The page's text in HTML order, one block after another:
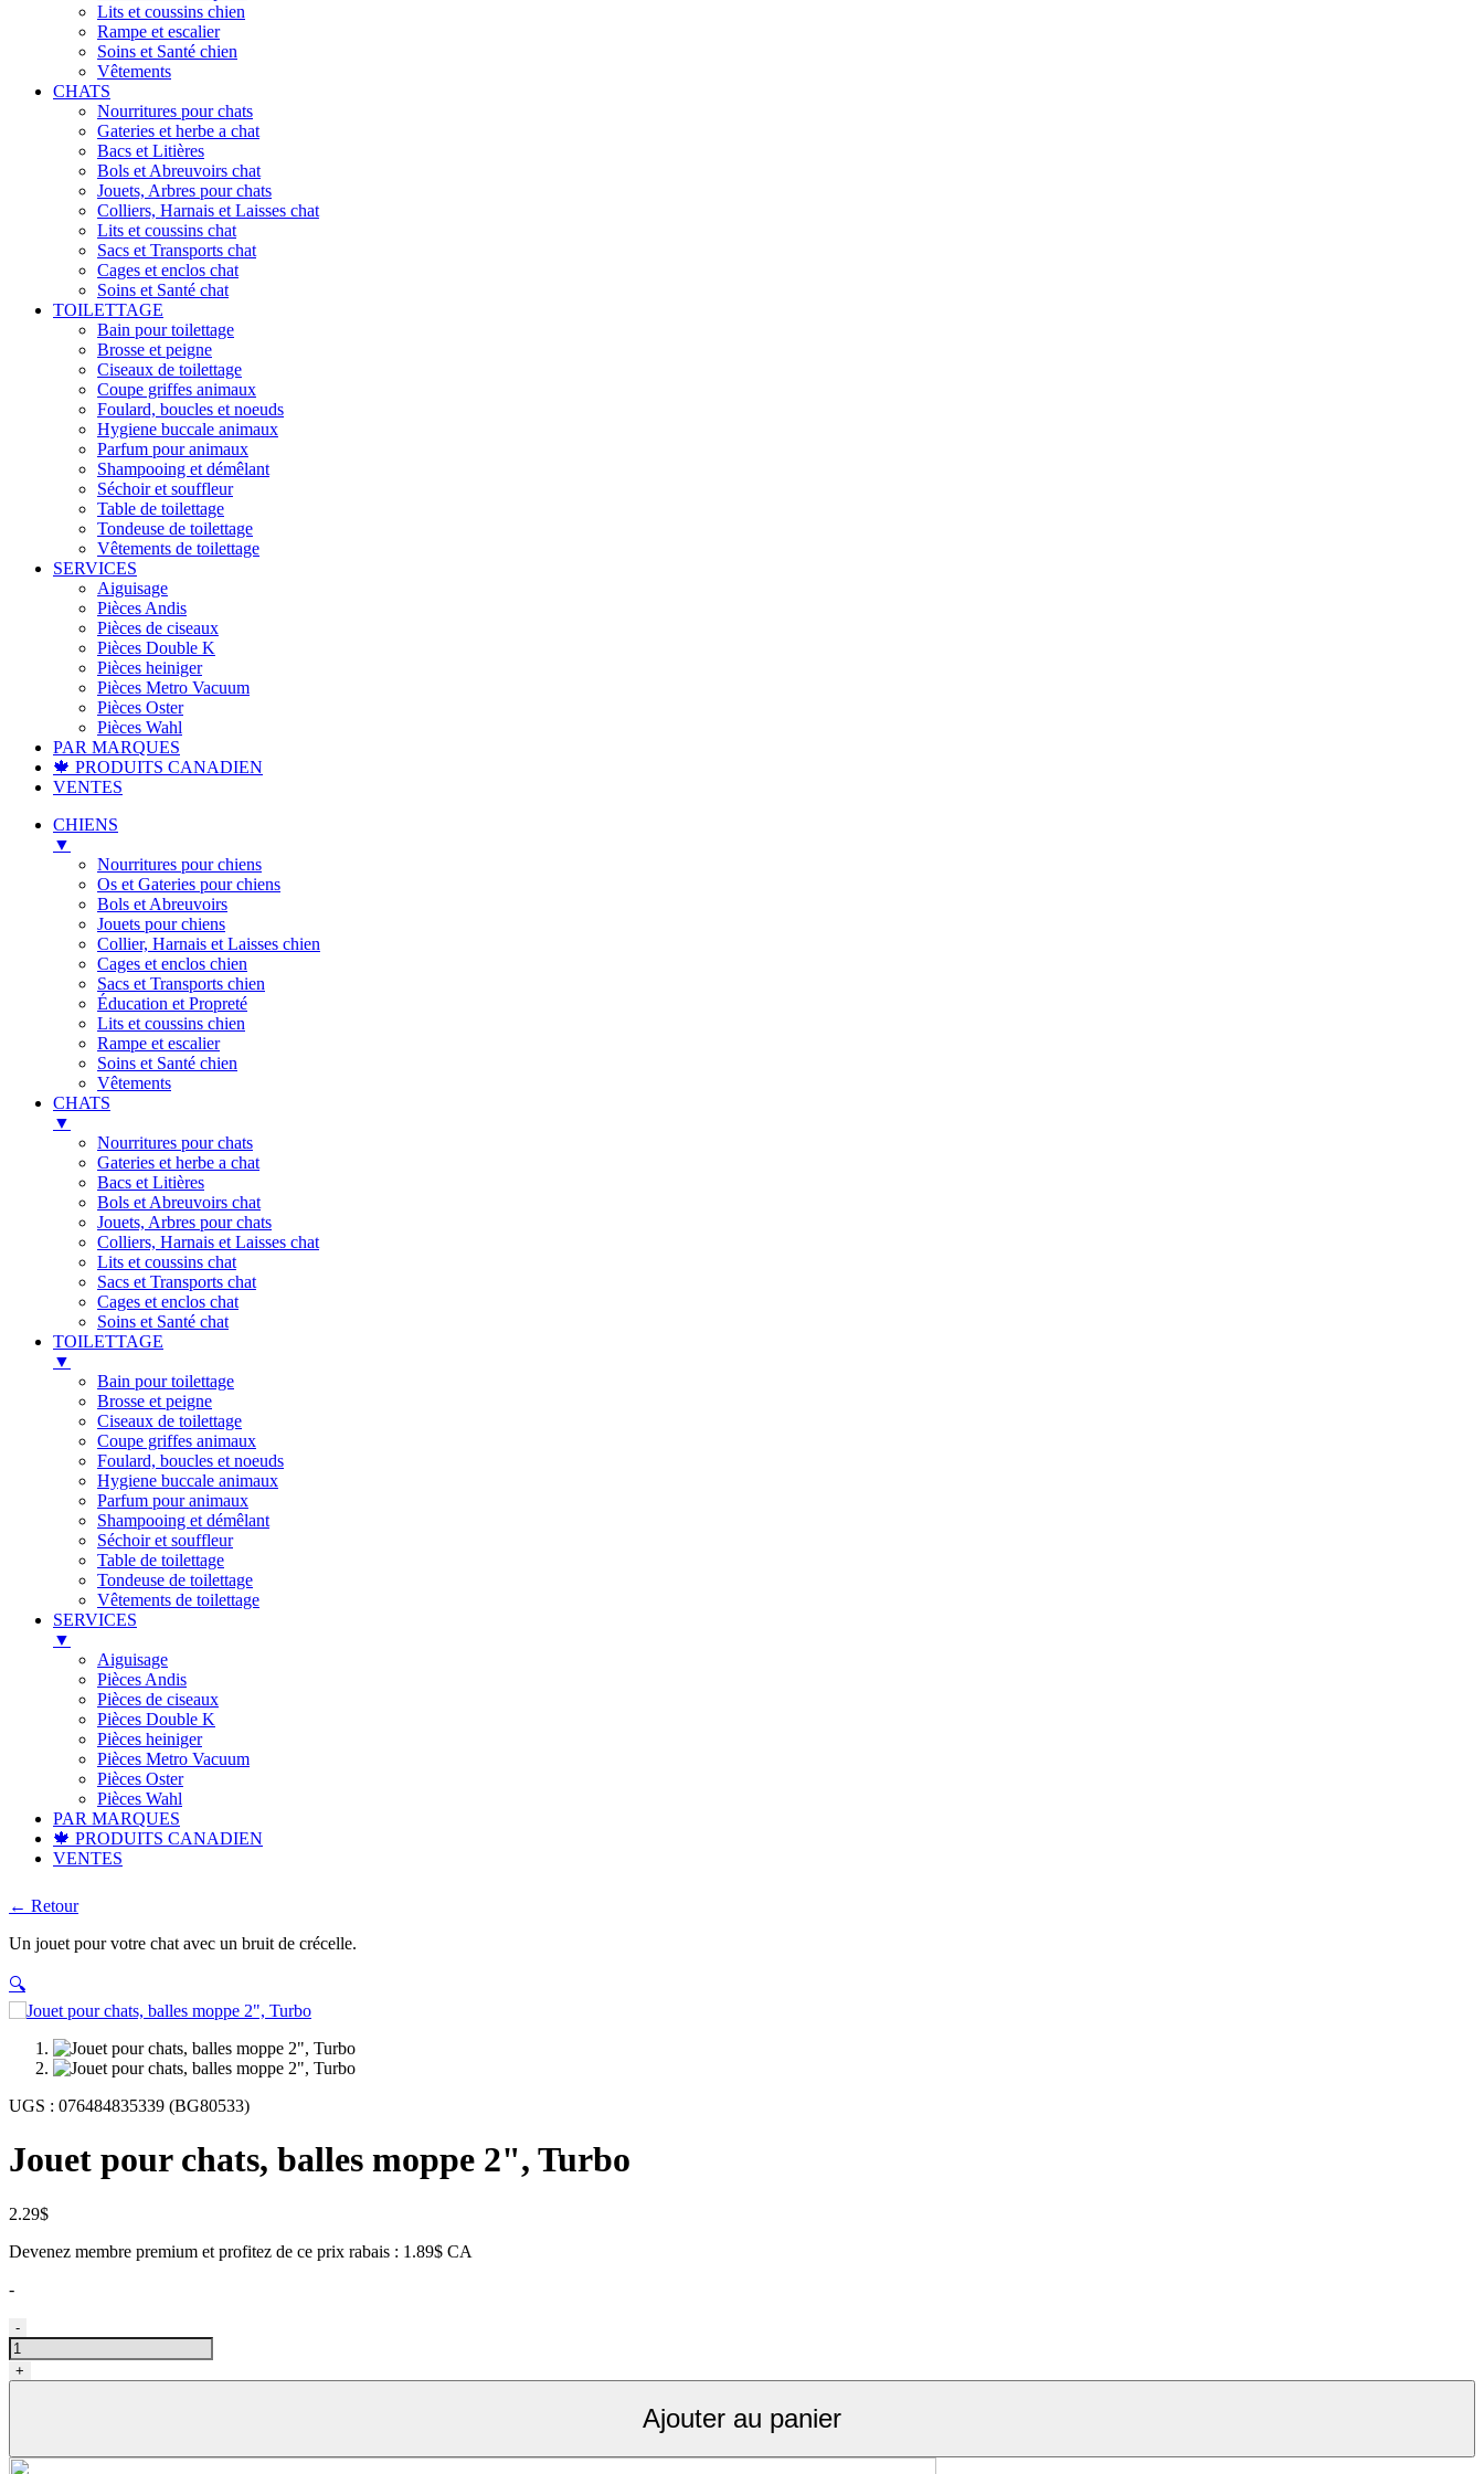
Lits et coussins chien
Rampe et escalier
Soins et Santé chien
Vêtements
CHATS
Nourritures pour chats
Gateries et herbe a chat
Bacs et Litières
Bols et Abreuvoirs chat
Jouets, Arbres pour chats
Colliers, Harnais et Laisses chat
Lits et coussins chat
Sacs et Transports chat
Cages et enclos chat
Soins et Santé chat
TOILETTAGE
Bain pour toilettage
Brosse et peigne
Ciseaux de toilettage
Coupe griffes animaux
Foulard, boucles et noeuds
Hygiene buccale animaux
Parfum pour animaux
Shampooing et démêlant
Séchoir et souffleur
Table de toilettage
Tondeuse de toilettage
Vêtements de toilettage
SERVICES
Aiguisage
Pièces Andis
Pièces de ciseaux
Pièces Double K
Pièces heiniger
Pièces Metro Vacuum
Pièces Oster
Pièces Wahl
PAR MARQUES
🍁 PRODUITS CANADIEN
VENTES
CHIENS
▼
Nourritures pour chiens
Os et Gateries pour chiens
Bols et Abreuvoirs
Jouets pour chiens
Collier, Harnais et Laisses chien
Cages et enclos chien
Sacs et Transports chien
Éducation et Propreté
Lits et coussins chien
Rampe et escalier
Soins et Santé chien
Vêtements
CHATS
▼
Nourritures pour chats
Gateries et herbe a chat
Bacs et Litières
Bols et Abreuvoirs chat
Jouets, Arbres pour chats
Colliers, Harnais et Laisses chat
Lits et coussins chat
Sacs et Transports chat
Cages et enclos chat
Soins et Santé chat
TOILETTAGE
▼
Bain pour toilettage
Brosse et peigne
Ciseaux de toilettage
Coupe griffes animaux
Foulard, boucles et noeuds
Hygiene buccale animaux
Parfum pour animaux
Shampooing et démêlant
Séchoir et souffleur
Table de toilettage
Tondeuse de toilettage
Vêtements de toilettage
SERVICES
▼
Aiguisage
Pièces Andis
Pièces de ciseaux
Pièces Double K
Pièces heiniger
Pièces Metro Vacuum
Pièces Oster
Pièces Wahl
PAR MARQUES
🍁 PRODUITS CANADIEN
VENTES
← Retour
Un jouet pour votre chat avec un bruit de crécelle.
🔍
UGS : 076484835339 (BG80533)
Jouet pour chats, balles moppe 2", Turbo
2.29$
Devenez membre premium et profitez de ce prix rabais : 1.89$ CA
-
quantité
de
Jouet
pour
2",
-
+
Ajouter au panier